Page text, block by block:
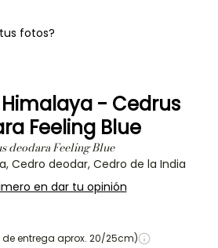
fotos?
- Cedrus
Feeling Blue
deodara Feeling Blue
Cedro deodar, Cedro de la India
en dar tu opinión
de entrega aprox. 20/25cm)